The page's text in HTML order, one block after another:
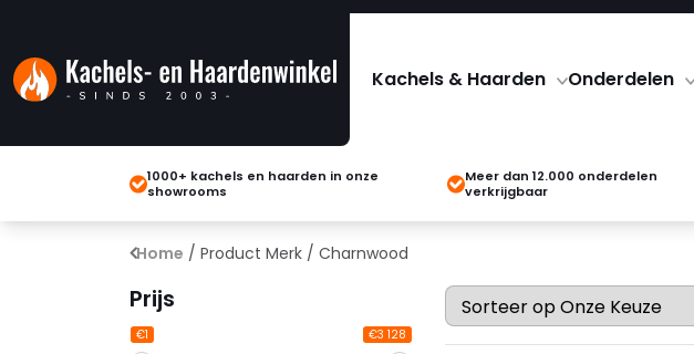
Kachels & Haarden Onderdelen
1000+ kachels en haarden in onze
showrooms
Meer dan 12.000 onderdelen
verkrijgbaar
Home / Product Merk / Charnwood
Prijs
€1 €3 128